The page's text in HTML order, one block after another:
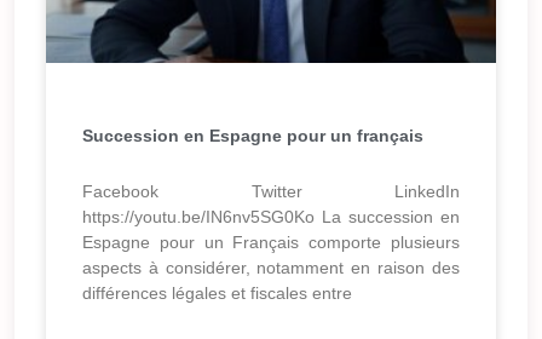
Succession en Espagne pour un français
Facebook Twitter LinkedIn
https://youtu.be/IN6nv5SG0Ko La succession en
Espagne pour un Français comporte plusieurs
aspects à considérer, notamment en raison des
différences légales et fiscales entre